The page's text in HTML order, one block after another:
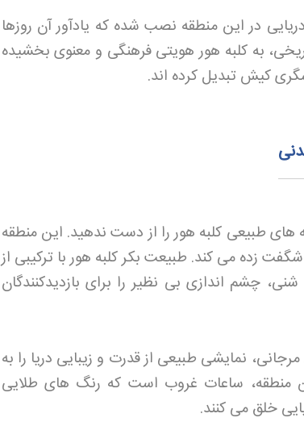
در این منطقه نصب شده که یادآور آن روزها
به کلبه هور هویتی فرهنگی و معنوی بخشیده
کیش تبدیل کرده اند.
های طبیعی کلبه هور را از دست ندهید. این منطقه
زده می کند. طبیعت بکر کلبه هور با ترکیبی از
چشم اندازی بی نظیر را برای بازدیدکنندگان
نمایشی طبیعی از قدرت و زیبایی دریا را به
منطقه، ساعات غروب است که رنگ های طلایی
خلق می کنند.